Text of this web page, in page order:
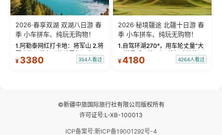
2026·春享双湖 双湖八日游 春
季 小车拼车、纯玩无购物！
1.阿勒泰网红打卡地：将军山 2.将
军山落日缆车，体验雪都风光 3.
将军山，夕阳派对，蹦迪party 4.
¥ 3380 354人看过
2026·秘境疆途 北疆十日游 春
季 小车拼车、纯玩无购物！
1.自驾环湖270°，用车轮丈量“大
西洋最后一滴眼泪”的极致蔚蓝，
让雪山、花海与深邃湖水在转弯
¥4180 4264人看过
©新疆中旅国际旅行社有限公司版权所有
许可证号:L-XB-100013
ICP备案号:新ICP备19001292号-4